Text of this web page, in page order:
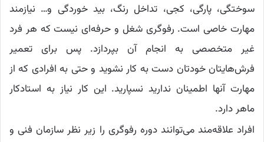
سوختگی، پارگی، کجی، تداخل رنگ، بید خوردگی و… نیازمند
مهارت خاصی است. رفوگری شغل و حرفه‌ای نیست که هر فرد
غیر متخصصی به انجام آن بپردازد. پس برای تعمیر
فرش‌هایتان خودتان دست به کار نشوید و حتی به افرادی که از
مهارت آنها اطمینان ندارید نسپارید. این کار نیاز به استادکار
ماهر دارد.
افراد علاقه‌مند می‌توانند دوره رفوگری را زیر نظر سازمان فنی و